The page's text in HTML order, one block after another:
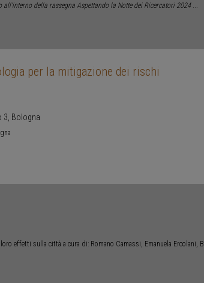
della rassegna Aspettando la Notte dei Ricercatori 2024...
per la mitigazione dei rischi
3, Bologna
effetti sulla città a cura di: Romano Camassi, Emanuela Ercolani,